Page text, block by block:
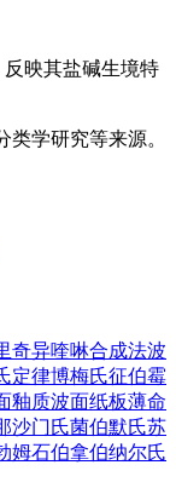
反映其盐碱生境特
学研究等来源。
奇异喹啉合成法波
定律博梅氏征伯霉
釉质波面纸板薄命
沙门氏菌伯默氏苏
姆石伯拿伯纳尔氏